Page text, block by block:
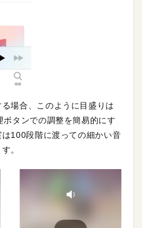
場合、このように目盛りは
タンでの調整を簡易的にす
100段階に渡っての細かい音
。